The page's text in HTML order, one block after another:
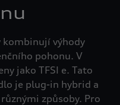
výhody
pohonu. V
jako TFSI e. Tato
je plug-in hybrid a
způsoby. Pro